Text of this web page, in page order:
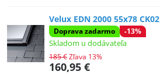
Velux EDN 2000 55x78 CK02
Doprava zadarmo -13%
Skladom u dodávateľa
160,95 €
185 €Zľava 13%